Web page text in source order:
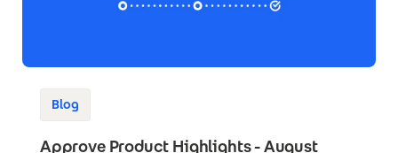
Blog
Approve Product Highlights - August